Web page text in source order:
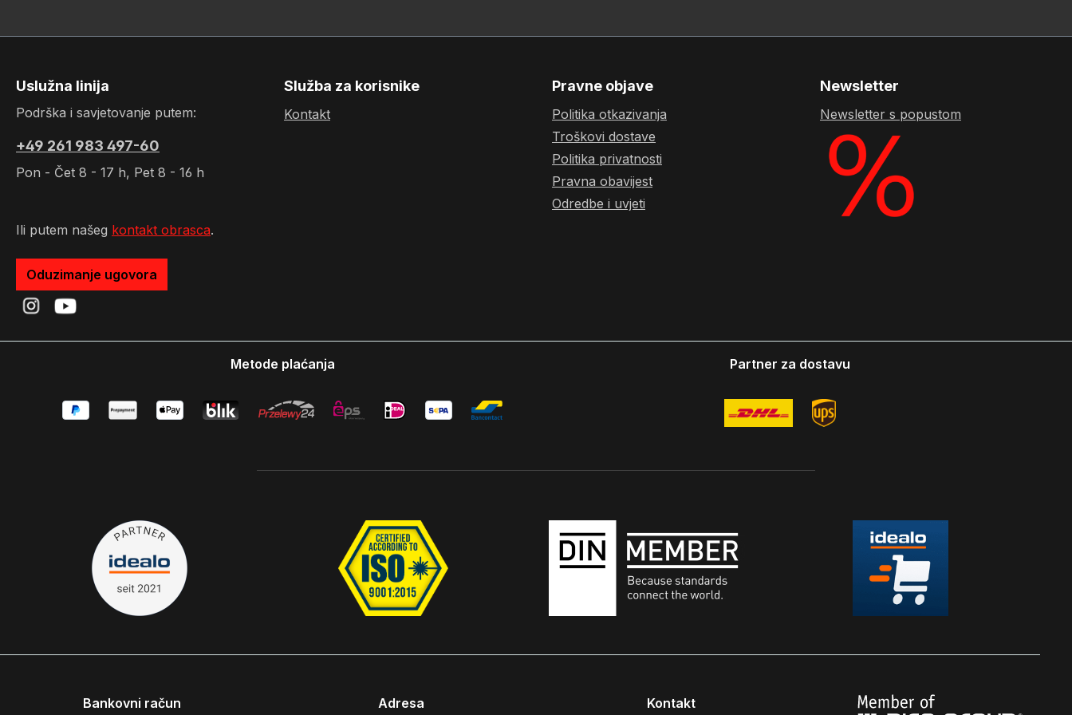
Uslužna linija
Podrška i savjetovanje putem:
+49 261 983 497-60
Pon - Čet 8 - 17 h, Pet 8 - 16 h
Ili putem našeg kontakt obrasca.
Oduzimanje ugovora
Služba za korisnike
Kontakt
Pravne objave
Politika otkazivanja
Troškovi dostave
Politika privatnosti
Pravna obavijest
Odredbe i uvjeti
Newsletter
Newsletter s popustom
Metode plaćanja Partner za dostavu
Bankovni račun Adresa Kontakt